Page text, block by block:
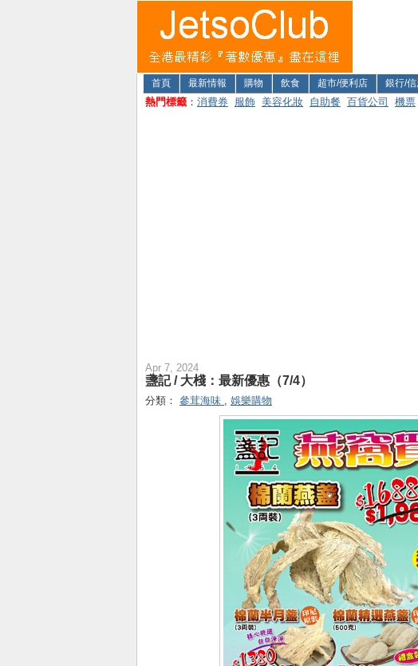
首頁 最新情報 購物 飲食 超市/便利店 銀行/
熱門標籤 ： 消費券 服飾 美容化妝 自助餐 百貨公司 機票
Apr 7, 2024
盞記 / 大棧：最新優惠（7/4）
分類： 參茸海味 , 娛樂購物